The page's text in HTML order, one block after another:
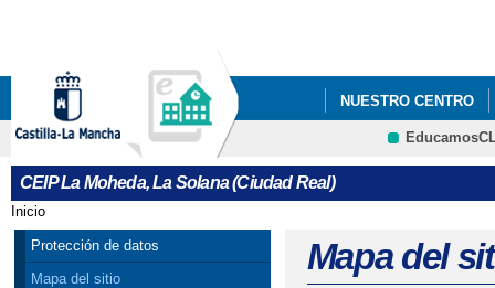
NUESTRO CENTRO
CEIP La Moheda, La Solana (Ciudad Real)
Se encuentra usted aquí
Inicio
Protección de datos
Mapa del sitio
Mapa del